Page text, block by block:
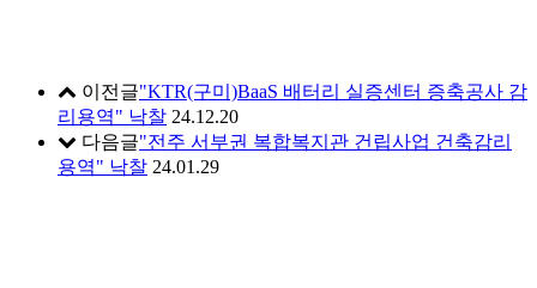
이전글"KTR(구미)BaaS 배터리 실증센터 증축공사 감
리용역" 낙찰 24.12.20
다음글"전주 서부권 복합복지관 건립사업 건축감리
용역" 낙찰 24.01.29